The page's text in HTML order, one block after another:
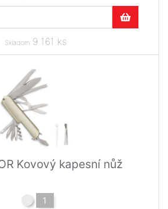
Skladom 9 161 ks
Kovový kapesní nůž
1